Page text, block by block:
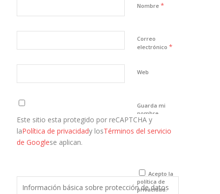
Nombre *
Correo
electrónico *
Web
Guarda mi
nombre,
correo
electrónico y
que comente.
Este sitio esta protegido por reCAPTCHA y
laPolítica de privacidady losTérminos del servicio
de Googlese aplican.
Acepto la
política de
privacidad.
Información básica sobre protección de datos